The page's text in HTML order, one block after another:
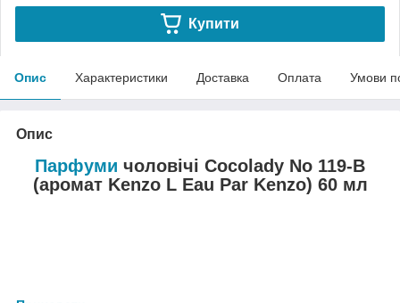
Купити
Опис Характеристики Доставка Оплата Умови
Опис
Парфуми чоловічі Cocolady No 119-В
(аромат Kenzo L Eau Par Kenzo) 60 мл